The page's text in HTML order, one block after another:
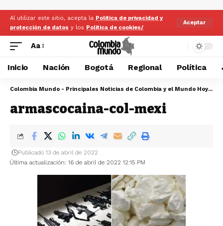
Al utilizar este sitio, acepta la Politica de privacidad y
protección de datos y los Politica de cookies/
Aceptar
Aa
Inicio Nación Bogotá Regional Política
Colombia Mundo - Principales Noticias de Colombia y el Mundo Hoy
>
armascocaina-col-mexi
Última actualización: 16 de abril de 2022 12:15 PM
Publicado 13 de abril de 2022